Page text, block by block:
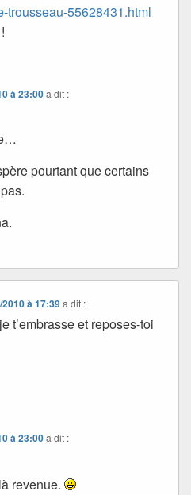
trousseau-55628431.html
à 23:00a dit :
pourtant que certains
2010 à 17:39 a dit :
t’embrasse et reposes-toi
à 23:00a dit :
revenue.